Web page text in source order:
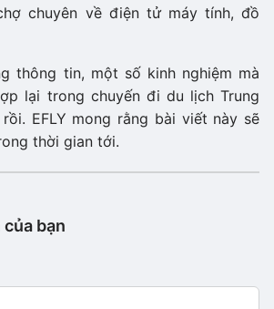
chuyên về điện tử máy tính, đồ
thông tin, một số kinh nghiệm mà
lại trong chuyến đi du lịch Trung
EFLY mong rằng bài viết này sẽ
thời gian tới.
bạn